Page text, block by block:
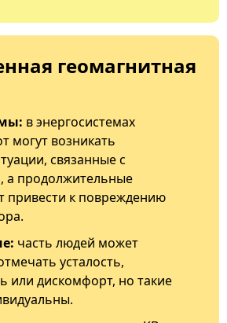
геомагнитная
в энергосистемах
могут возникать
связанные с
а продолжительные
привести к повреждению
часть людей может
усталость,
или дискомфорт, но такие